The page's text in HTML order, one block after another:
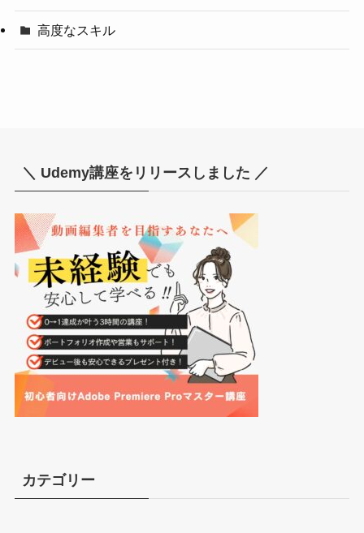
高度なスキル
＼ Udemy講座をリリースしました ／
カテゴリー